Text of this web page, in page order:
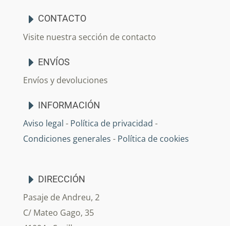
CONTACTO
Visite nuestra sección de contacto
ENVÍOS
Envíos y devoluciones
INFORMACIÓN
Aviso legal - Política de privacidad -
Condiciones generales - Política de cookies
DIRECCIÓN
Pasaje de Andreu, 2
C/ Mateo Gago, 35